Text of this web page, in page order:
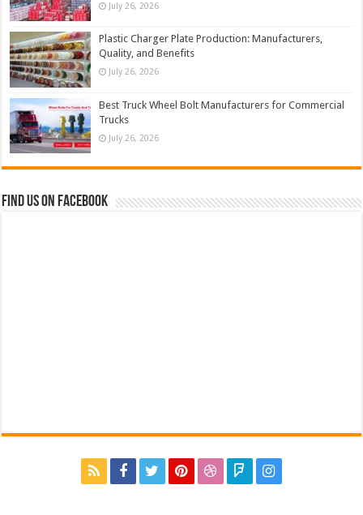
July 26, 2026
Plastic Charger Plate Production: Manufacturers,
Quality, and Benefits
July 26, 2026
Best Truck Wheel Bolt Manufacturers for Commercial
Trucks
July 26, 2026
Find us on Facebook